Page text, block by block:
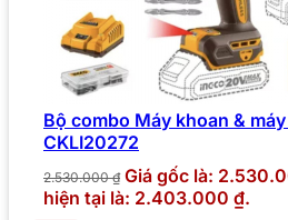
Bộ combo Máy khoan &
CKLI20272
2.530.000₫ Giá gốc là:
hiện tại là: 2.403.000 ₫.